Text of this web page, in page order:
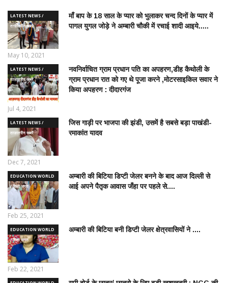
LATEST NEWS /
ताज़ातरीन खबरें
माँ बाप के 18 साल के प्यार को भुलाकर चन्द दिनों के प्यार में
पागल युगल जोड़े ने अम्बारी चौकी में रचाई शादी आइये.....
May 10, 2021
LATEST NEWS /
ताज़ातरीन खबरें
नवनिर्वाचित ग्राम प्रधान पति का अपहरण,डीह कैथोली के
ग्राम प्रधान रात को गए थे पूजा करने ,मोटरसाइकिल सवार ने
किया अपहरण : दीदारगंज
Jul 4, 2021
LATEST NEWS /
ताज़ातरीन खबरें
जिस गाड़ी पर भाजपा की झंडी, उसमें है सबसे बड़ा पाखंडी-
रमाकांत यादव
Dec 7, 2021
EDUCATION WORLD
/ शिक्षा जगत
अम्बारी की बिटिया डिप्टी जेलर बनने के बाद आज दिल्ली से
आई अपने पैतृक आवास जँहा पर पहले से....
Feb 25, 2021
EDUCATION WORLD
/ शिक्षा जगत
अम्बारी की बिटिया बनी डिप्टी जेलर क्षेत्रवासियों ने ....
Feb 22, 2021